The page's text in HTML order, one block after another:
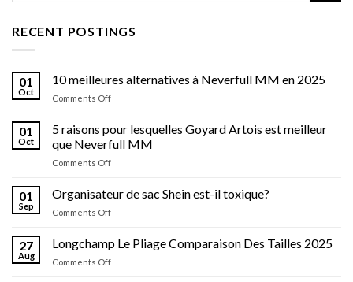
RECENT POSTINGS
01
Oct
10 meilleures alternatives à Neverfull MM en 2025
Comments Offon
meilleures
alternatives
à
Neverfull
en
01
Oct
5 raisons pour lesquelles Goyard Artois est meilleur
que Neverfull MM
Comments Offon
raisons
Artois
01
Sep
Organisateur de sac Shein est-il toxique?
Comments Offon
de
27
Aug
Longchamp Le Pliage Comparaison Des Tailles 2025
Comments Offon